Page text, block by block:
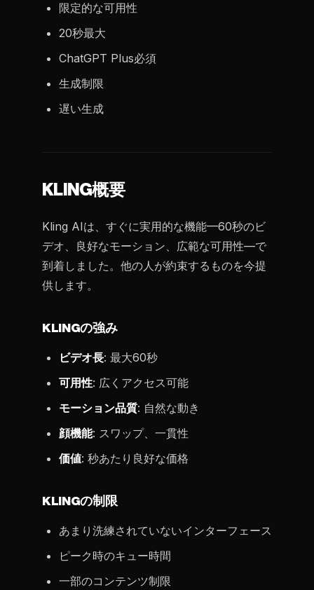
限定的な可用性
20秒最大
ChatGPT Plus必須
生成制限
遅い生成
KLING概要
Kling AIは、すぐに実用的な機能—60秒のビ
デオ、良好なモーション、広範な可用性—で
到着しました。他の人が約束するものを今提
供します。
KLINGの強み
ビデオ長: 最大60秒
可用性: 広くアクセス可能
モーション品質: 自然な動き
顔機能: スワップ、一貫性
価値: 秒あたり良好な価格
KLINGの制限
あまり洗練されていないインターフェース
ピーク時のキュー時間
一部のコンテンツ制限